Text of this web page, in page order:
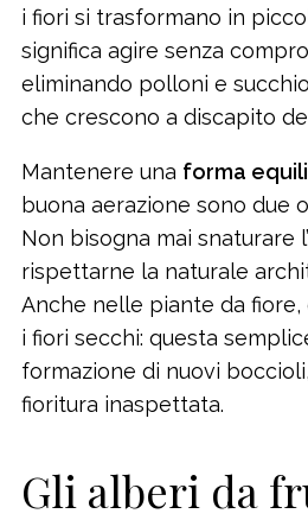
i fiori si trasformano in
significa agire senza
eliminando polloni e
che crescono a discapito
Mantenere una forma
buona aerazione sono due
Non bisogna mai snaturare
rispettarne la naturale
Anche nelle piante da
i fiori secchi: questa
formazione di nuovi
fioritura inaspettata.
Gli alberi da